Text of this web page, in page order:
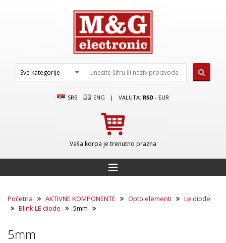
SRB ENG | VALUTA: RSD - EUR
Vaša korpa je trenutno prazna
Početna AKTIVNE KOMPONENTE Opto elementi
Le diode
Blink LE diode
5mm
5mm